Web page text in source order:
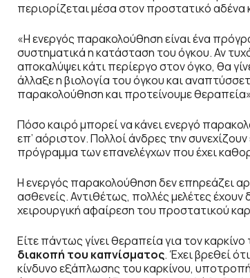
περιορίζεται μέσα στον προστατικό αδένα
«Η ενεργός παρακολούθηση είναι ένα
συστηματικά η κατάσταση του όγκου. Αν
αποκαλύψει κάτι περίεργο στον όγκο, θα
άλλαξε η βιολογία του όγκου και
παρακολούθηση και προτείνουμε
Πόσο καιρό μπορεί να κάνει ενεργό
επ’ αόριστον. Πολλοί άνδρες την
πρόγραμμα των επανελέγχων που έχει
Η ενεργός παρακολούθηση δεν επηρεάζει
ασθενείς. Αντιθέτως, πολλές μελέτες έχουν
χειρουργική αφαίρεση του προστατικού
Είτε πάντως γίνει θεραπεία για τον
διακοπή του καπνίσματος. Έχει βρεθεί
κίνδυνο εξάπλωσης του καρκίνου,